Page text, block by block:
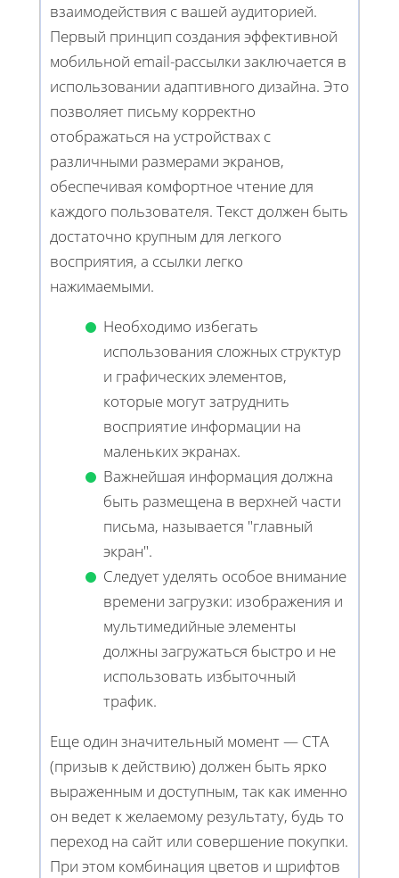
взаимодействия с вашей аудиторией.
Первый принцип создания эффективной
мобильной email-рассылки заключается в
использовании адаптивного дизайна. Это
позволяет письму корректно
отображаться на устройствах с
различными размерами экранов,
обеспечивая комфортное чтение для
каждого пользователя. Текст должен быть
достаточно крупным для легкого
восприятия, а ссылки легко
нажимаемыми.
Необходимо избегать
использования сложных структур
и графических элементов,
которые могут затруднить
восприятие информации на
маленьких экранах.
Важнейшая информация должна
быть размещена в верхней части
письма, называется "главный
экран".
Следует уделять особое внимание
времени загрузки: изображения и
мультимедийные элементы
должны загружаться быстро и не
использовать избыточный
трафик.
Еще один значительный момент — CTA
(призыв к действию) должен быть ярко
выраженным и доступным, так как именно
он ведет к желаемому результату, будь то
переход на сайт или совершение покупки.
При этом комбинация цветов и шрифтов